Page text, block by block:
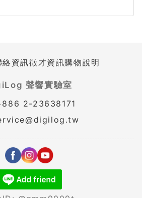
絡資訊徵才資訊購物說明
聲響實驗室
2-23638171